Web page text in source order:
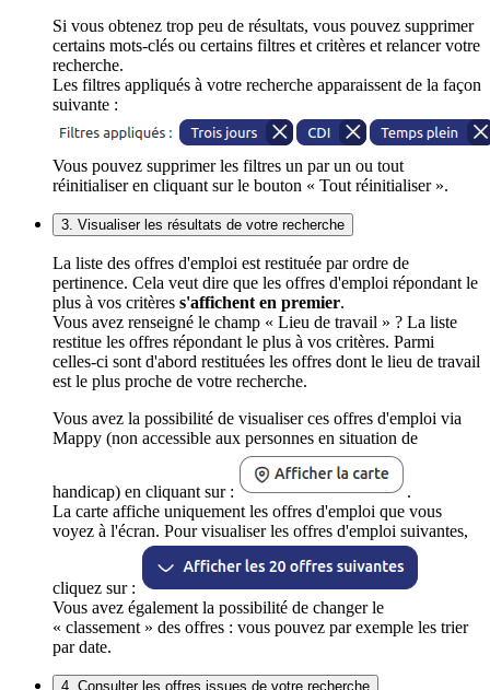
Si vous obtenez trop peu de résultats, vous pouvez supprimer
certains mots-clés ou certains filtres et critères et relancer votre
recherche.
Les filtres appliqués à votre recherche apparaissent de la façon
suivante :
Vous pouvez supprimer les filtres un par un ou tout
réinitialiser en cliquant sur le bouton « Tout réinitialiser ».
3. Visualiser les résultats de votre recherche
La liste des offres d'emploi est restituée par ordre de
pertinence. Cela veut dire que les offres d'emploi répondant le
plus à vos critères s'affichent en premier.
Vous avez renseigné le champ « Lieu de travail » ? La liste
restitue les offres répondant le plus à vos critères. Parmi
celles-ci sont d'abord restituées les offres dont le lieu de travail
est le plus proche de votre recherche.
Vous avez la possibilité de visualiser ces offres d'emploi via
Mappy (non accessible aux personnes en situation de
handicap) en cliquant sur :
.
La carte affiche uniquement les offres d'emploi que vous
voyez à l'écran. Pour visualiser les offres d'emploi suivantes,
cliquez sur :
Vous avez également la possibilité de changer le
« classement » des offres : vous pouvez par exemple les trier
par date.
4. Consulter les offres issues de votre recherche